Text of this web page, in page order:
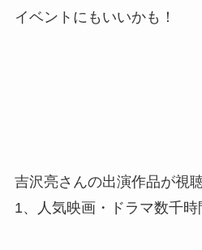
イベントにもいいかも！
吉沢亮さんの出演作品が視
1、人気映画・ドラマ数千時